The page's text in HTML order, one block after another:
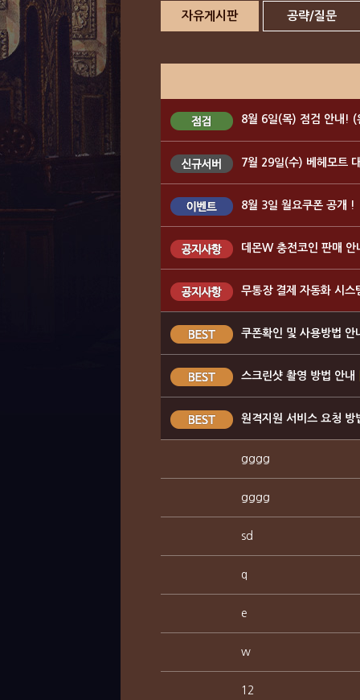
자유게시판 공략/질문
8월 6일(목) 점검 안내! (
7월 29일(수) 베헤모트
8월 3일 월요쿠폰 공개 !
데몬W 충전코인 판매 안
무통장 결제 자동화 시스
쿠폰확인 및 사용방법 안
스크린샷 촬영 방법 안내
원격지원 서비스 요청 방
gggg
gggg
sd
q
e
w
12